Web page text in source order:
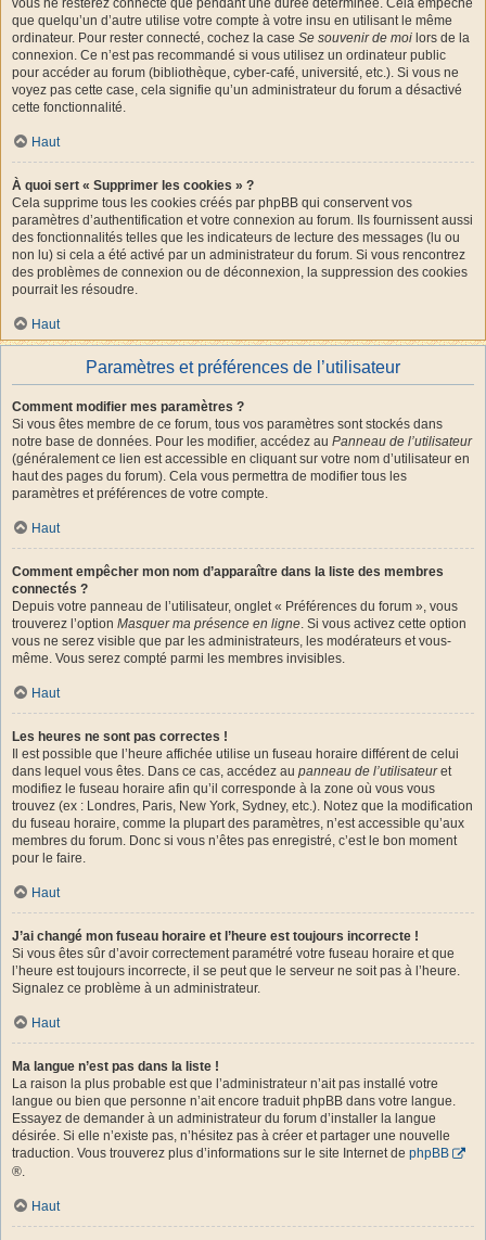
vous ne resterez connecté que pendant une durée déterminée. Cela empêche
que quelqu’un d’autre utilise votre compte à votre insu en utilisant le même
ordinateur. Pour rester connecté, cochez la case Se souvenir de moi lors de la
connexion. Ce n’est pas recommandé si vous utilisez un ordinateur public
pour accéder au forum (bibliothèque, cyber-café, université, etc.). Si vous ne
voyez pas cette case, cela signifie qu’un administrateur du forum a désactivé
cette fonctionnalité.
Haut
À quoi sert « Supprimer les cookies » ?
Cela supprime tous les cookies créés par phpBB qui conservent vos
paramètres d’authentification et votre connexion au forum. Ils fournissent aussi
des fonctionnalités telles que les indicateurs de lecture des messages (lu ou
non lu) si cela a été activé par un administrateur du forum. Si vous rencontrez
des problèmes de connexion ou de déconnexion, la suppression des cookies
pourrait les résoudre.
Haut
Paramètres et préférences de l’utilisateur
Comment modifier mes paramètres ?
Si vous êtes membre de ce forum, tous vos paramètres sont stockés dans
notre base de données. Pour les modifier, accédez au Panneau de l’utilisateur
(généralement ce lien est accessible en cliquant sur votre nom d’utilisateur en
haut des pages du forum). Cela vous permettra de modifier tous les
paramètres et préférences de votre compte.
Haut
Comment empêcher mon nom d’apparaître dans la liste des membres
connectés ?
Depuis votre panneau de l’utilisateur, onglet « Préférences du forum », vous
trouverez l’option Masquer ma présence en ligne. Si vous activez cette option
vous ne serez visible que par les administrateurs, les modérateurs et vous-
même. Vous serez compté parmi les membres invisibles.
Haut
Les heures ne sont pas correctes !
Il est possible que l’heure affichée utilise un fuseau horaire différent de celui
dans lequel vous êtes. Dans ce cas, accédez au panneau de l’utilisateuret
modifiez le fuseau horaire afin qu’il corresponde à la zone où vous vous
trouvez (ex : Londres, Paris, New York, Sydney, etc.). Notez que la modification
du fuseau horaire, comme la plupart des paramètres, n’est accessible qu’aux
membres du forum. Donc si vous n’êtes pas enregistré, c’est le bon moment
pour le faire.
Haut
J’ai changé mon fuseau horaire et l’heure est toujours incorrecte !
Si vous êtes sûr d’avoir correctement paramétré votre fuseau horaire et que
l’heure est toujours incorrecte, il se peut que le serveur ne soit pas à l’heure.
Signalez ce problème à un administrateur.
Haut
Ma langue n’est pas dans la liste !
La raison la plus probable est que l’administrateur n’ait pas installé votre
langue ou bien que personne n’ait encore traduit phpBB dans votre langue.
Essayez de demander à un administrateur du forum d’installer la langue
désirée. Si elle n’existe pas, n’hésitez pas à créer et partager une nouvelle
traduction. Vous trouverez plus d’informations sur le site Internet de phpBB
®.
Haut